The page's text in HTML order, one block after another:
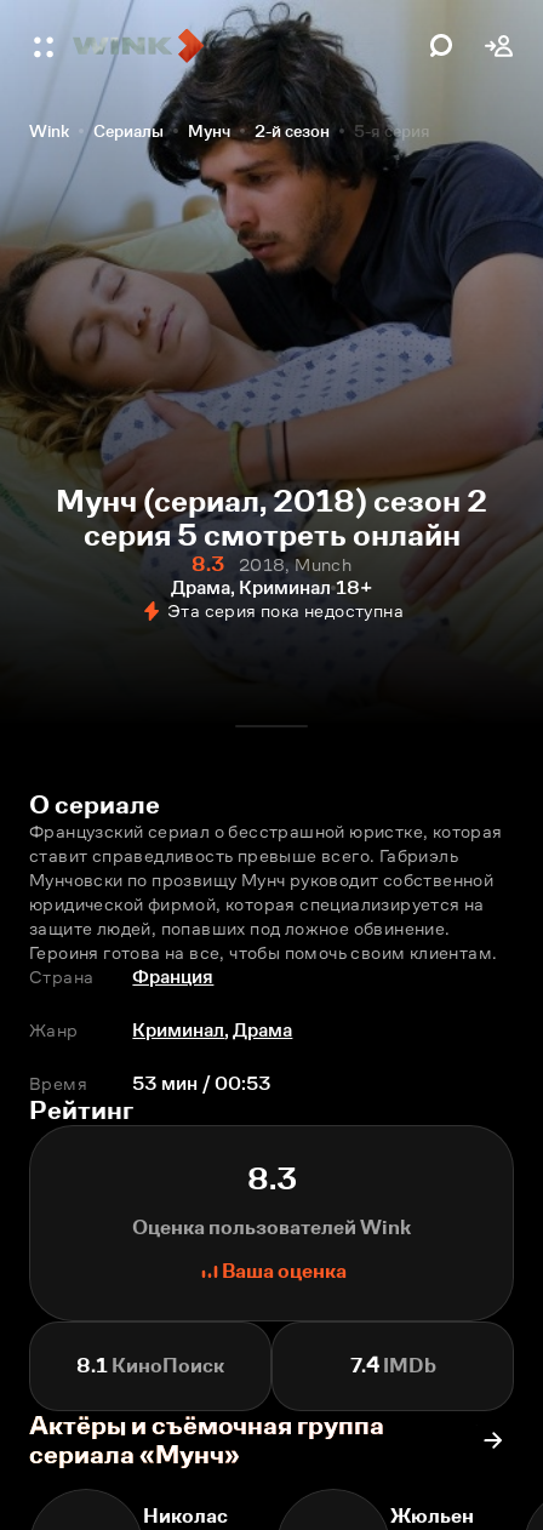
Wink Сериалы Мунч 2-й сезон 5-я серия
Мунч (сериал, 2018) сезон 2
серия 5 смотреть онлайн
8.3
2018, Munch
Драма, Криминал 18+
Эта серия пока недоступна
О сериале
Французский сериал о бесстрашной юристке, которая
ставит справедливость превыше всего. Габриэль
Мунчовски по прозвищу Мунч руководит собственной
юридической фирмой, которая специализируется на
защите людей, попавших под ложное обвинение.
Героиня готова на всe, чтобы помочь своим клиентам.
Страна
Франция
Жанр Криминал,Драма
Время 53 мин / 00:53
Рейтинг
8.3
Оценка пользователей Wink
Ваша оценка
8.1 КиноПоиск 7.4IMDb
Актёры и съёмочная группа
сериала «Мунч»
Николас
Жюльен